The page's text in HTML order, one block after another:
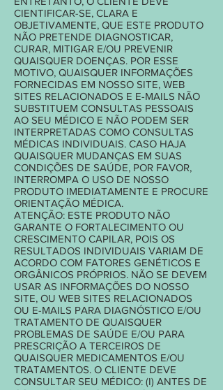
CIENTIFICAR-SE, CLARA E
OBJETIVAMENTE, QUE ESTE PRODUTO
NÃO PRETENDE DIAGNOSTICAR,
CURAR, MITIGAR E/OU PREVENIR
QUAISQUER DOENÇAS. POR ESSE
MOTIVO, QUAISQUER INFORMAÇÕES
FORNECIDAS EM NOSSO SITE, WEB
SITES RELACIONADOS E E-MAILS NÃO
SUBSTITUEM CONSULTAS PESSOAIS
AO SEU MÉDICO E NÃO PODEM SER
INTERPRETADAS COMO CONSULTAS
MÉDICAS INDIVIDUAIS. CASO HAJA
QUAISQUER MUDANÇAS EM SUAS
CONDIÇÕES DE SAÚDE, POR FAVOR,
INTERROMPA O USO DE NOSSO
PRODUTO IMEDIATAMENTE E PROCURE
ORIENTAÇÃO MÉDICA.
ATENÇÃO: ESTE PRODUTO NÃO
GARANTE O FORTALECIMENTO OU
CRESCIMENTO CAPILAR, POIS OS
RESULTADOS INDIVIDUAIS VARIAM DE
ACORDO COM FATORES GENÉTICOS E
ORGÂNICOS PRÓPRIOS. NÃO SE DEVEM
USAR AS INFORMAÇÕES DO NOSSO
SITE, OU WEB SITES RELACIONADOS
OU E-MAILS PARA DIAGNÓSTICO E/OU
TRATAMENTO DE QUAISQUER
PROBLEMAS DE SAÚDE E/OU PARA
PRESCRIÇÃO A TERCEIROS DE
QUAISQUER MEDICAMENTOS E/OU
TRATAMENTOS. O CLIENTE DEVE
CONSULTAR SEU MÉDICO: (I) ANTES DE